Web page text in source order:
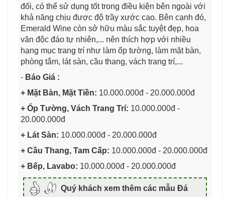
đối, có thể sử dụng tốt trong điều kiện bên ngoài với
khả năng chịu được độ trầy xước cao. Bên cạnh đó,
Emerald Wine còn sở hữu màu sắc tuyệt đẹp, hoa
văn độc đáo tự nhiên,... nên thích hợp với nhiều
hạng mục trang trí như làm ốp tường, làm mặt bàn,
phòng tắm, lát sàn, cầu thang, vách trang trí,...
- Báo Giá :
+ Mặt Bàn, Mặt Tiền: 10.000.000đ - 20.000.000đ
+ Ốp Tường, Vách Trang Trí: 10.000.000đ -
20.000.000đ
+ Lát Sàn: 10.000.000đ - 20.000.000đ
+ Cầu Thang, Tam Cấp: 10.000.000đ - 20.000.000đ
+ Bếp, Lavabo: 10.000.000đ - 20.000.000đ
Quý khách xem thêm các mẫu Đá